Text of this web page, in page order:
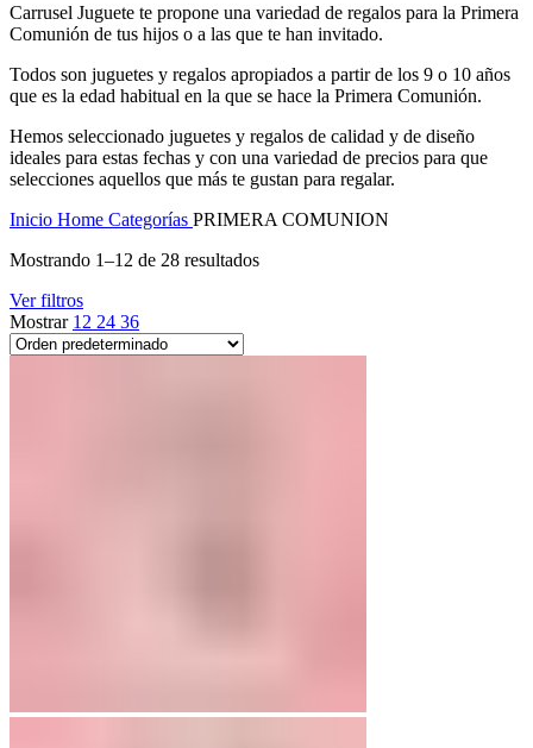
Carrusel Juguete te propone una variedad de regalos para la Primera
Comunión de tus hijos o a las que te han invitado.
Todos son juguetes y regalos apropiados a partir de los 9 o 10 años
que es la edad habitual en la que se hace la Primera Comunión.
Hemos seleccionado juguetes y regalos de calidad y de diseño
ideales para estas fechas y con una variedad de precios para que
selecciones aquellos que más te gustan para regalar.
Inicio Home Categorías PRIMERA COMUNION
Mostrando 1–12 de 28 resultados
Ver filtros
Mostrar 12 24 36